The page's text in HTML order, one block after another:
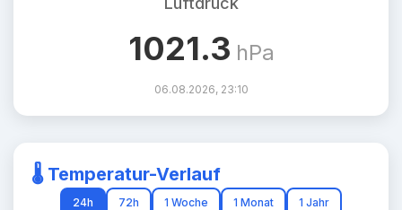
1021.3 hPa
06.08.2026, 23:10
🌡️ Temperatur-Verlauf
24h 72h 1 Woche 1 Monat 1 Jahr